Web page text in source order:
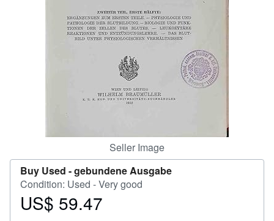
Seller Image
Buy Used -gebundene Ausgabe
Condition: Used - Very good
Price
US$ 59.47